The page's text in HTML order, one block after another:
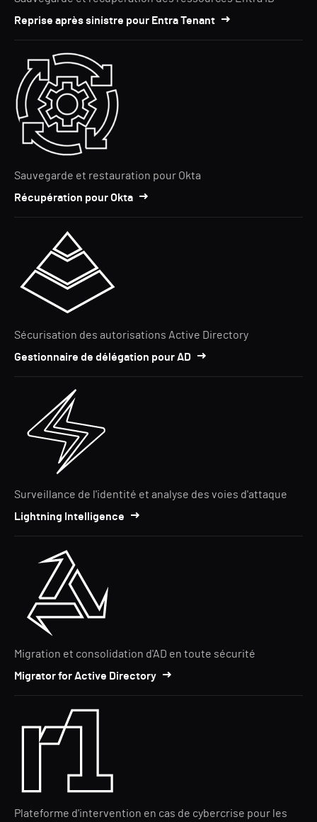
Reprise après sinistre pour Entra Tenant
Sauvegarde et restauration pour Okta
Récupération pour Okta
Sécurisation des autorisations Active Directory
Gestionnaire de délégation pour AD
Surveillance de l'identité et analyse des voies d'attaque
Lightning Intelligence
Migration et consolidation d'AD en toute sécurité
Migrator for Active Directory
Plateforme d'intervention en cas de cybercrise pour les